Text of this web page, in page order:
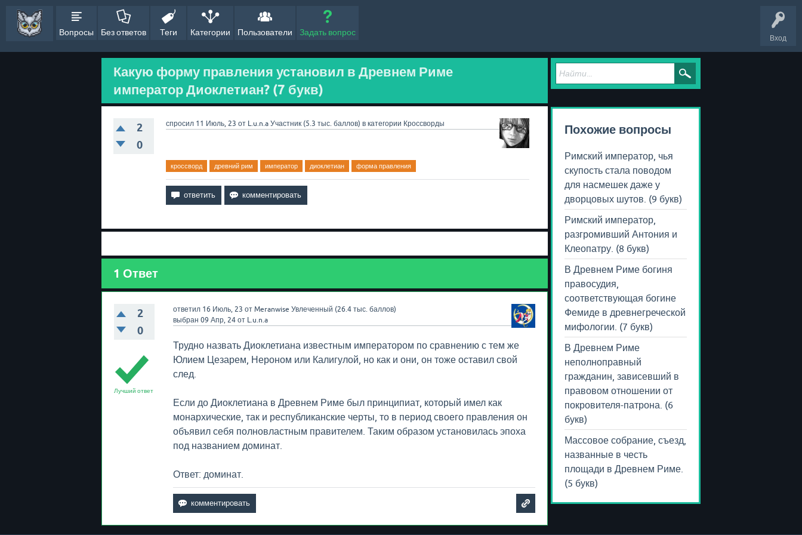
Вход
Вопросы Без ответов Теги Категории Пользователи Задать вопрос
Какую форму правления установил в Древнем Риме
император Диоклетиан? (7 букв)
2
0
спросил 11 Июль, 23 от L.u.n.a Участник (5.3 тыс. баллов) в категории Кроссворды
кроссворд древний рим император диоклетиан форма правления
1 Ответ
2
0
ответил 16 Июль, 23 от Meranwise Увлеченный (26.4 тыс.баллов)
выбран 09 Апр, 24 от L.u.n.a
Лучший ответ
Трудно назвать Диоклетиана известным императором по сравнению с тем же
Юлием Цезарем, Нероном или Калигулой, но как и они, он тоже оставил свой
след.
Если до Диоклетиана в Древнем Риме был принципиат, который имел как
монархические, так и республиканские черты, то в период своего правления он
объявил себя полновластным правителем. Таким образом установилась эпоха
под названием доминат.
Ответ: доминат.
Похожие вопросы
Римский император, чья
скупость стала поводом
для насмешек даже у
дворцовых шутов. (9 букв)
Римский император,
разгромивший Антония и
Клеопатру. (8 букв)
В Древнем Риме богиня
правосудия,
соответствующая богине
Фемиде в древнегреческой
мифологии. (7 букв)
В Древнем Риме
неполноправный
гражданин, зависевший в
правовом отношении от
покровителя-патрона. (6
букв)
Массовое собрание, съезд,
названные в честь
площади в Древнем Риме.
(5 букв)